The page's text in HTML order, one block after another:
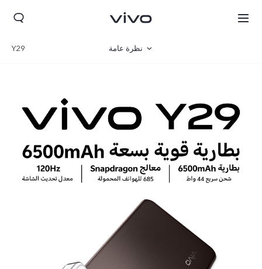
Jordan | حدد البلد/المنطقة
Y29 نظرة عامة
مواصفات المنتج